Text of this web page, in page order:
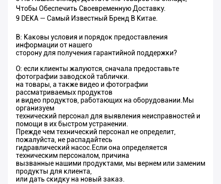
Чтобы Обеспечить Своевременную Доставку.
9 DEKA — Самый Известный Бренд В Китае.
В: Каковы условия и порядок предоставления
информации от нашего
сторону для получения гарантийной поддержки?
О: если клиенты жалуются, сначала предоставьте
фотографии заводской таблички.
на товары, а также видео и фотографии
рассматриваемых продуктов
и видео продуктов, работающих на оборудовании.Мы
организуем
технический персонал для выявления неисправностей и
помощи в их быстром устранении.
Прежде чем технический персонал не определит,
пожалуйста, не распадайтесь
гидравлический насос.Если она определяется
техническим персоналом, причина
вызванные нашими продуктами, мы вернем или заменим
продукты для клиента,
или дать скидку на новый заказ.